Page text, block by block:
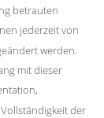
betrauten
jederzeit von
werden.
mit dieser
der